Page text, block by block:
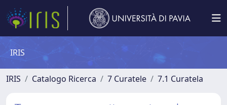
IRIS
IRIS Catalogo Ricerca 7 Curatele 7.1 Curatela